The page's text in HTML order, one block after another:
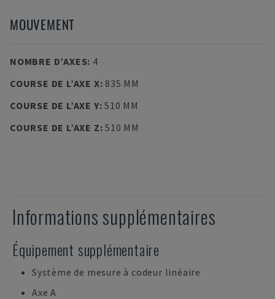
MOUVEMENT
NOMBRE D’AXES: 4
COURSE DE L’AXE X: 835 MM
COURSE DE L’AXE Y:510 MM
COURSE DE L’AXE Z:510 MM
Informations supplémentaires
Équipement supplémentaire
Système de mesure à codeur linéaire
Axe A